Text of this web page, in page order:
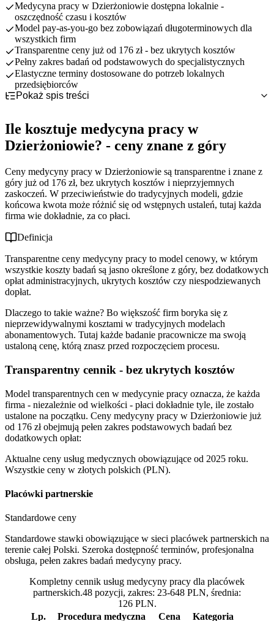
Medycyna pracy w Dzierżoniowie dostępna lokalnie -
oszczędność czasu i kosztów
Model pay-as-you-go bez zobowiązań długoterminowych dla
wszystkich firm
Transparentne ceny już od 176 zł - bez ukrytych kosztów
Pełny zakres badań od podstawowych do specjalistycznych
Elastyczne terminy dostosowane do potrzeb lokalnych
przedsiębiorców
Pokaż spis treści
Transparentny cennik - bez ukrytych kosztów
Dlaczego ceny są znane z góry?
Medycyna pracy w Dzierżoniowie bez zobowiązań - model
pay-as-you-go
Pay-as-you-go vs tradycyjne umowy - porównanie
Jakie badania można wykonać w medycynie pracy w
Pełny zakres badań - od podstawowych do specjalistycznych
Dostosowanie do różnych stanowisk - monitoring zdrowia
Dlaczego lokalna medycyna pracy w Dzierżoniowie?
Oszczędność czasu i kosztów - lokalne korzyści
Elastyczne terminy dla lokalnych firm
Ile kosztuje medycyna pracy w
Dzierżoniowie? - ceny znane z góry
Ceny medycyny pracy w Dzierżoniowie są transparentne i znane z
góry już od 176 zł, bez ukrytych kosztów i nieprzyjemnych
zaskoczeń. W przeciwieństwie do tradycyjnych modeli, gdzie
końcowa kwota może różnić się od wstępnych ustaleń, tutaj każda
firma wie dokładnie, za co płaci.
Definicja
Transparentne ceny medycyny pracy to model cenowy, w którym
wszystkie koszty badań są jasno określone z góry, bez dodatkowych
opłat administracyjnych, ukrytych kosztów czy niespodziewanych
dopłat.
Dlaczego to takie ważne? Bo większość firm boryka się z
nieprzewidywalnymi kosztami w tradycyjnych modelach
abonamentowych. Tutaj każde badanie pracownicze ma swoją
ustaloną cenę, którą znasz przed rozpoczęciem procesu.
Transparentny cennik - bez ukrytych kosztów
Model transparentnych cen w medycynie pracy oznacza, że każda
firma - niezależnie od wielkości - płaci dokładnie tyle, ile zostało
ustalone na początku. Ceny medycyny pracy w Dzierżoniowie już
od 176 zł obejmują pełen zakres podstawowych badań bez
dodatkowych opłat:
Aktualne ceny usług medycznych obowiązujące od 2025 roku.
Wszystkie ceny w złotych polskich (PLN).
Placówki partnerskie
Standardowe ceny
Standardowe stawki obowiązujące w sieci placówek partnerskich na
terenie całej Polski. Szeroka dostępność terminów, profesjonalna
obsługa, pełen zakres badań medycyny pracy.
Kompletny cennik usług medycyny pracy dla placówek
partnerskich.48 pozycji, zakres: 23-648 PLN, średnia:
126 PLN.
Lp.
Procedura medyczna Cena Kategoria